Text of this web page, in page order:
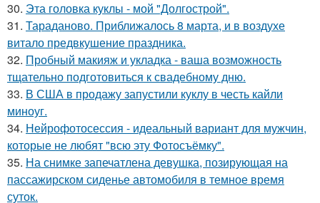
30. Эта головка куклы - мой "Долгострой".
31. Тараданово. Приближалось 8 марта, и в воздухе
витало предвкушение праздника.
32. Пробный макияж и укладка - ваша возможность
тщательно подготовиться к свадебному дню.
33. В США в продажу запустили куклу в честь кайли
миноуг.
34. Нейрофотосессия - идеальный вариант для мужчин,
которые не любят "всю эту Фотосъёмку".
35. На снимке запечатлена девушка, позирующая на
пассажирском сиденье автомобиля в темное время
суток.